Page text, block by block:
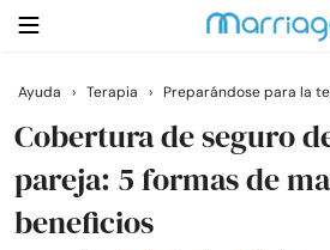
Buscar
Casarse
Ayuda › Terapia › Preparándose para la
Cobertura de seguro
pareja: 5 formas de
beneficios